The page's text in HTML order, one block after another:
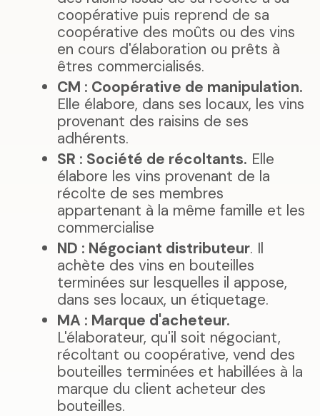
coopérative puis reprend de sa
coopérative des moûts ou des vins
en cours d'élaboration ou prêts à
êtres commercialisés.
CM : Coopérative de manipulation.
Elle élabore, dans ses locaux, les vins
provenant des raisins de ses
adhérents.
SR : Société de récoltants. Elle
élabore les vins provenant de la
récolte de ses membres
appartenant à la même famille et les
commercialise
ND : Négociant distributeur. Il
achète des vins en bouteilles
terminées sur lesquelles il appose,
dans ses locaux, un étiquetage.
MA : Marque d'acheteur.
L'élaborateur, qu'il soit négociant,
récoltant ou coopérative, vend des
bouteilles terminées et habillées à la
marque du client acheteur des
bouteilles.